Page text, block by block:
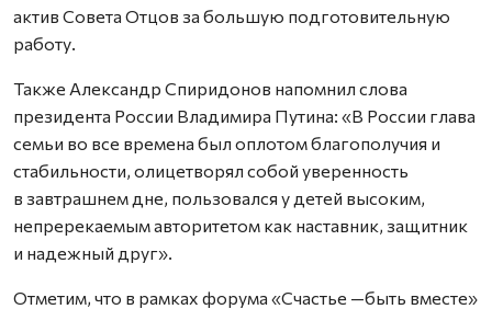
актив Совета Отцов за большую подготовительную
работу.
Также Александр Спиридонов напомнил слова
президента России Владимира Путина: «В России глава
семьи во все времена был оплотом благополучия и
стабильности, олицетворял собой уверенность
в завтрашнем дне, пользовался у детей высоким,
непререкаемым авторитетом как наставник, защитник
и надежный друг».
Отметим, что в рамках форума «Счастье —быть вместе»